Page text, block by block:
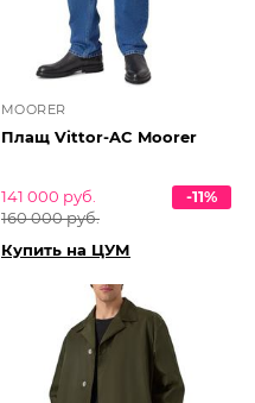
MOORER
Плащ Vittor-AC Moorer
141 000 руб.
160 000 руб.
-11%
Купить на ЦУМ